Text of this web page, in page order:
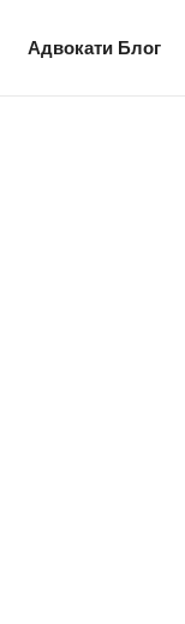
Адвокати Блог